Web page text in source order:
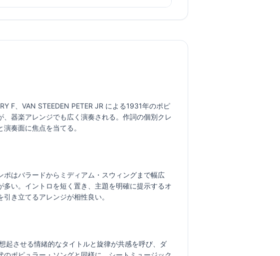
F、VAN STEEDEN PETER JR による1931年のポピ
器楽アレンジでも広く演奏される。作詞の個別クレ
奏面に焦点を当てる。
はバラードからミディアム・スウィングまで幅広
い。イントロを短く置き、主題を明確に提示するオ
き立てるアレンジが相性良い。
起させる情緒的なタイトルと旋律が共感を呼び、ダ